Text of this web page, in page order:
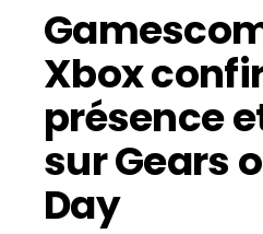
Xbox
présence
sur Gears
Day